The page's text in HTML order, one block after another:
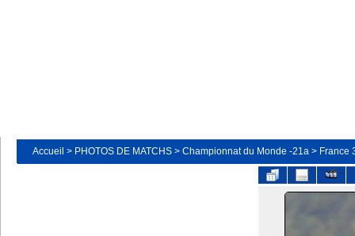
Accueil > PHOTOS DE MATCHS > Championnat du Monde -21a > France